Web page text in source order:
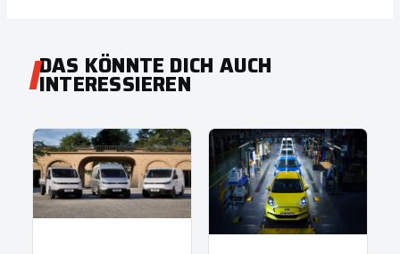
DAS KÖNNTE DICH AUCH
INTERESSIEREN